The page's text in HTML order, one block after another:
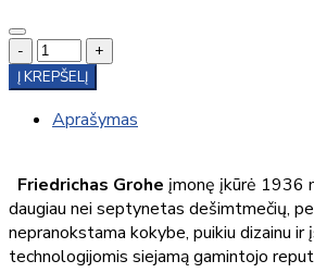
-
+
Į KREPŠELĮ
Aprašymas
Friedrichas Grohe įmonę įkūrė 1936
daugiau nei septynetas dešimtmečių,
nepranokstama kokybe, puikiu dizainu ir
technologijomis siejamą gamintojo